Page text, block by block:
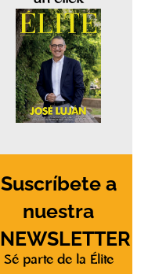
Suscríbete a
nuestra
NEWSLETTER
Sé parte de la Élite